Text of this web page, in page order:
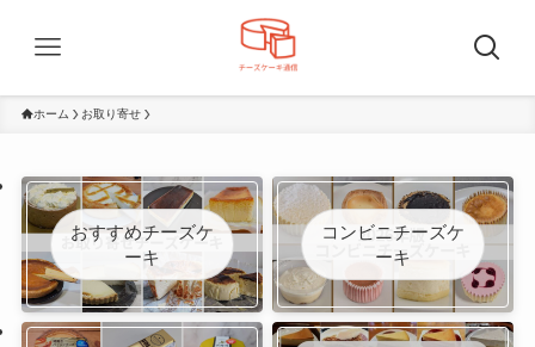
ホーム お取り寄せ
おすすめチーズケ
ーキ
コンビニチーズケ
ーキ